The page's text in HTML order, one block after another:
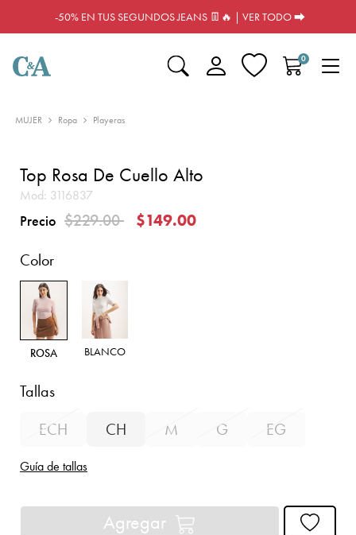
-50% EN TUS SEGUNDOS JEANS 👖🔥 | VER TODO ⮕
0
MUJER Ropa Playeras
Top Rosa De Cuello Alto
Mod: 3116837
Precio Precio reducido de
$229.00a
$149.00
Color
ROSA BLANCO
Tallas
ECH
CH M G EG
Guía de tallas
Agregar